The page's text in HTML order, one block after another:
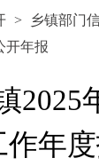
> 乡镇部门
开年报
2025
作年